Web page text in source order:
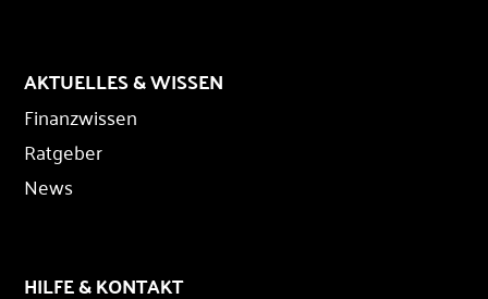
AKTUELLES & WISSEN
Finanzwissen
Ratgeber
News
HILFE & KONTAKT